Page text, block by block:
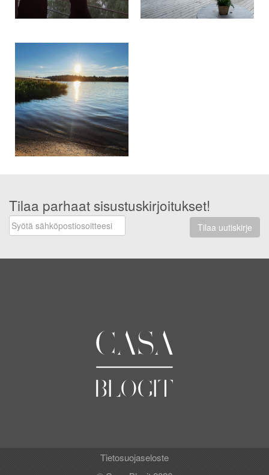
Tilaa parhaat sisustuskirjoitukset!
Tilaa uutiskirje
Tietosuojaseloste